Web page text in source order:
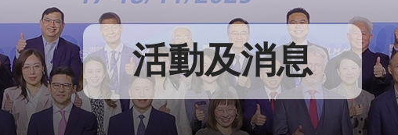
組織架構
組織架構
董事局
研究顧問
應用於公共服務之創新技術
重點項目
資助計劃
資助計劃
稅務優惠
申請
評審
獎項
新聞中心
媒體報導
新聞稿
會員列表
會員登入 活動及消息